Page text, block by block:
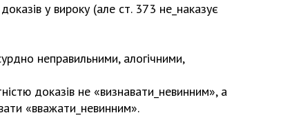
у вироку (але ст. 373 не_наказує
неправильними, алогічними,
доказів не «визнавати_невинним», а
«вважати_невинним».